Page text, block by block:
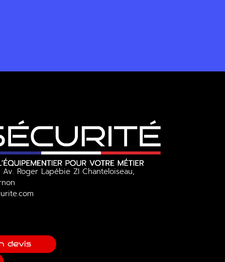
Av. Roger Lapébie ZI Chanteloiseau,
devis